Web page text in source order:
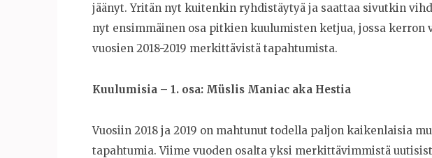
jäänyt. Yritän nyt kuitenkin ryhdistäytyä ja saattaa sivutkin
nyt ensimmäinen osa pitkien kuulumisten ketjua, jossa kerron
vuosien 2018-2019 merkittävistä tapahtumista.
Kuulumisia – 1. osa: Müslis Maniac aka Hestia
Vuosiin 2018 ja 2019 on mahtunut todella paljon kaikenlaisia
tapahtumia. Viime vuoden osalta yksi merkittävimmistä